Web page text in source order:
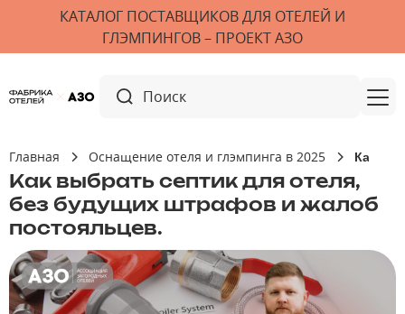
КАТАЛОГ ПОСТАВЩИКОВ ДЛЯ ОТЕЛЕЙ И
ГЛЭМПИНГОВ – ПРОЕКТ АЗО
Главная Оснащение отеля и глэмпинга в 2025 Как
Как выбрать септик для отеля,
без будущих штрафов и жалоб
постояльцев.